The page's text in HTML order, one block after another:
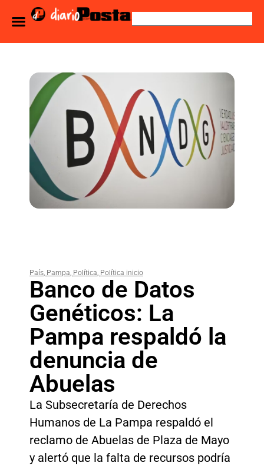
País, Pampa, Política, Política inicio
Banco de Datos
Genéticos: La
Pampa respaldó la
denuncia de
Abuelas
La Subsecretaría de Derechos
Humanos de La Pampa respaldó el
reclamo de Abuelas de Plaza de Mayo
y alertó que la falta de recursos podría